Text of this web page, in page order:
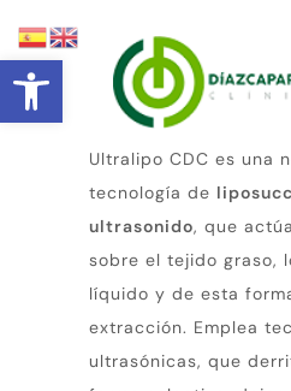
Abrir barra de herramientas
Ultralipo CDC es una
tecnología de
ultrasonido, que
sobre el tejido graso,
líquido y de esta
extracción. Emplea
ultrasónicas, que